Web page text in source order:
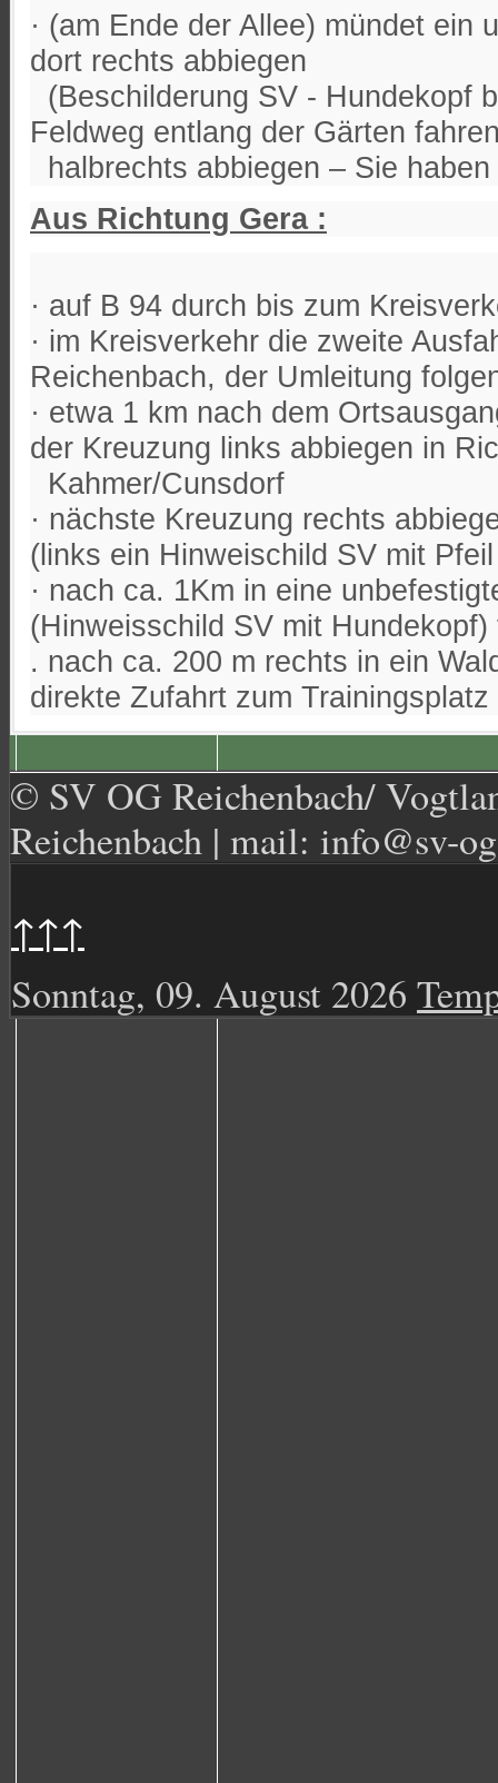
· (am Ende der Allee) mündet ein
dort rechts abbiegen
(Beschilderung SV - Hundekopf
Feldweg entlang der Gärten
halbrechts abbiegen – Sie
Aus Richtung Gera :
· auf B 94 durch bis zum
· im Kreisverkehr die zweite
Reichenbach, der Umleitung
· etwa 1 km nach dem
der Kreuzung links abbiegen in
Kahmer/Cunsdorf
· nächste Kreuzung rechts
(links ein Hinweischild SV mit
· nach ca. 1Km in eine
(Hinweisschild SV mit
. nach ca. 200 m rechts in ein
direkte Zufahrt zum Trainingsplatz
© SV OG Reichenbach/
Reichenbach | mail: info@sv-
↑↑↑
Sonntag, 09. August 2026